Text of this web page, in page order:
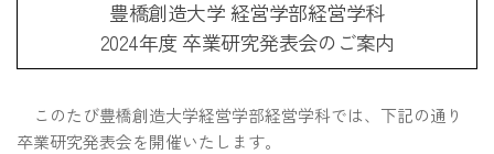
豊橋創造大学 経営学部経営学科
2024年度 卒業研究発表会のご案内
このたび豊橋創造大学経営学部経営学科では、下記の通り
卒業研究発表会を開催いたします。